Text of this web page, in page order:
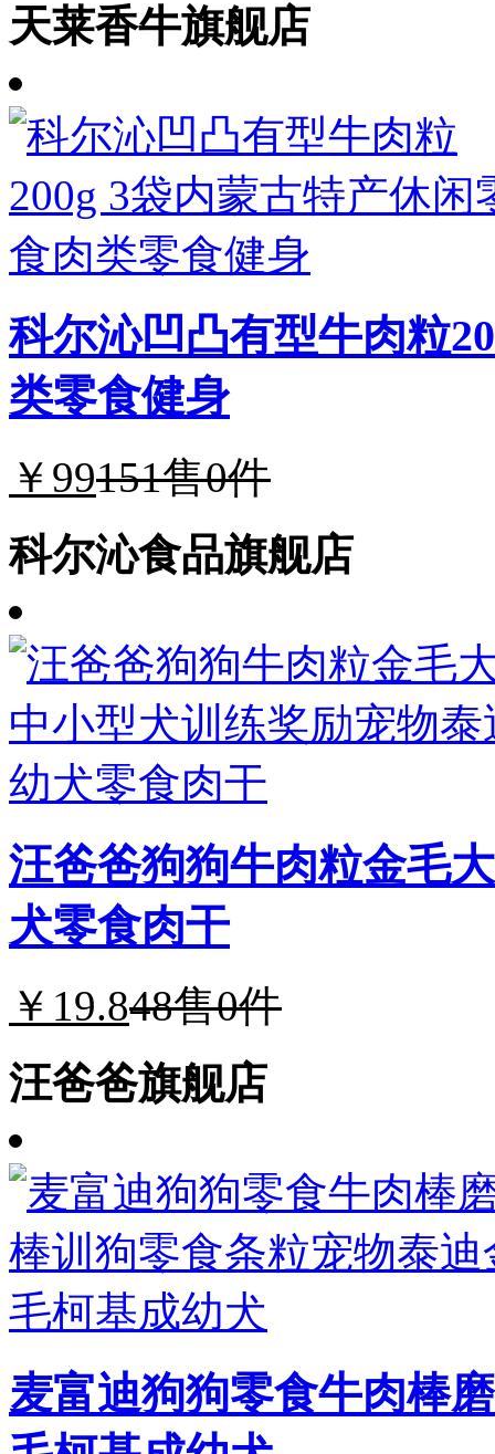
天莱香牛旗舰店
科尔沁凹凸有型牛肉粒
类零食健身
￥99151售0件
科尔沁食品旗舰店
汪爸爸狗狗牛肉粒金毛
犬零食肉干
￥19.848售0件
汪爸爸旗舰店
麦富迪狗狗零食牛肉棒